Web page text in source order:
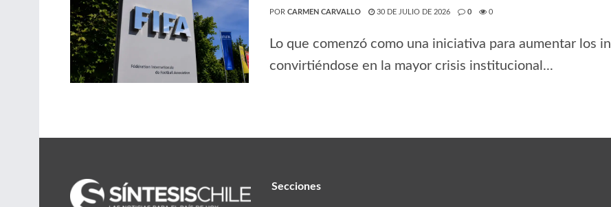
POR CARMEN CARVALLO 30 DE JULIO DE 2026 0 0
Lo que comenzó como una iniciativa para aumentar los
convirtiéndose en la mayor crisis institucional...
Secciones